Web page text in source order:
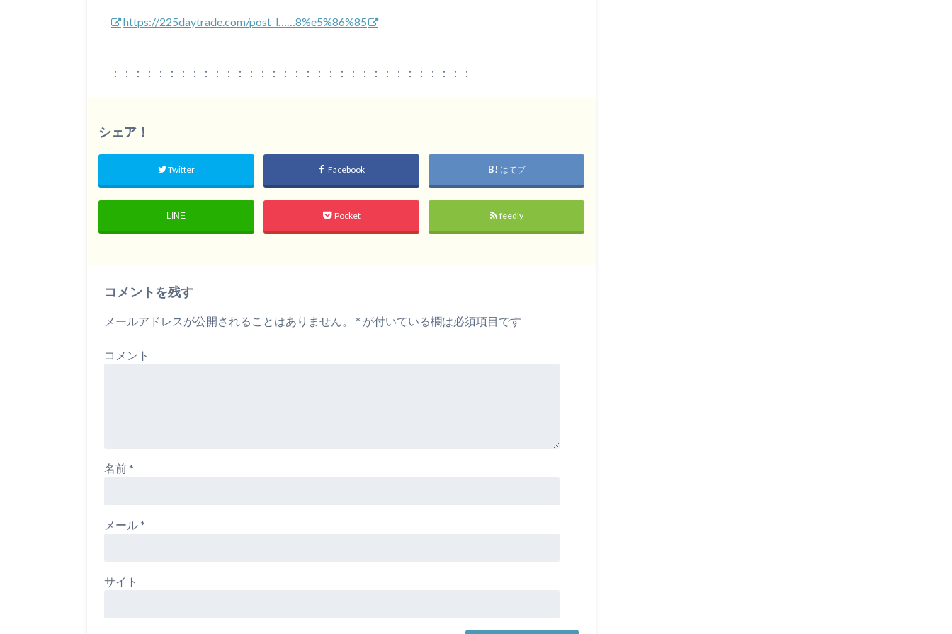
https://225daytrade.com/post_l……8%e5%86%85
：：：：：：：：：：：：：：：：：：：：：：：：：：：：：：：：
シェア！
Twitter Facebook はてブ
LINE Pocket feedly
コメントを残す
メールアドレスが公開されることはありません。 * が付いている欄は必須項目です
コメント
名前*
メール*
サイト